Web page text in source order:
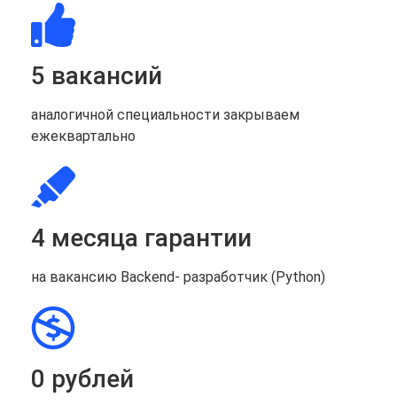
5 вакансий
аналогичной специальности закрываем
ежеквартально
4 месяца гарантии
на вакансию Backend- разработчик (Python)
0 рублей